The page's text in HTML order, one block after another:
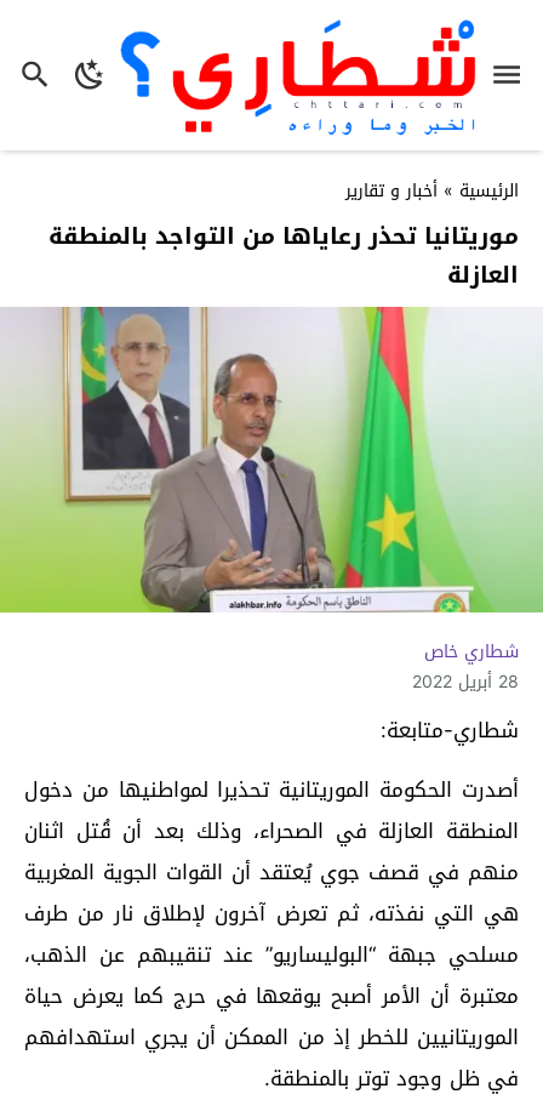
الرئيسية » أخبار و تقارير
موريتانيا تحذر رعاياها من التواجد بالمنطقة
العازلة
شطاري خاص
28 أبريل 2022
شطاري-متابعة:
أصدرت الحكومة الموريتانية تحذيرا لمواطنيها من دخول
المنطقة العازلة في الصحراء، وذلك بعد أن قُتل اثنان
منهم في قصف جوي يُعتقد أن القوات الجوية المغربية
هي التي نفذته، ثم تعرض آخرون لإطلاق نار من طرف
مسلحي جبهة “البوليساريو” عند تنقيبهم عن الذهب،
معتبرة أن الأمر أصبح يوقعها في حرج كما يعرض حياة
الموريتانيين للخطر إذ من الممكن أن يجري استهدافهم
في ظل وجود توتر بالمنطقة.